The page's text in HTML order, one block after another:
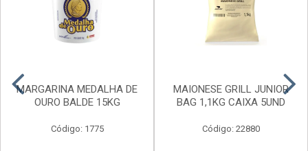
MARGARINA MEDALHA DE
OURO BALDE 15KG
Código: 1775
MAIONESE GRILL JUNIOR
BAG 1,1KG CAIXA 5UND
Código: 22880